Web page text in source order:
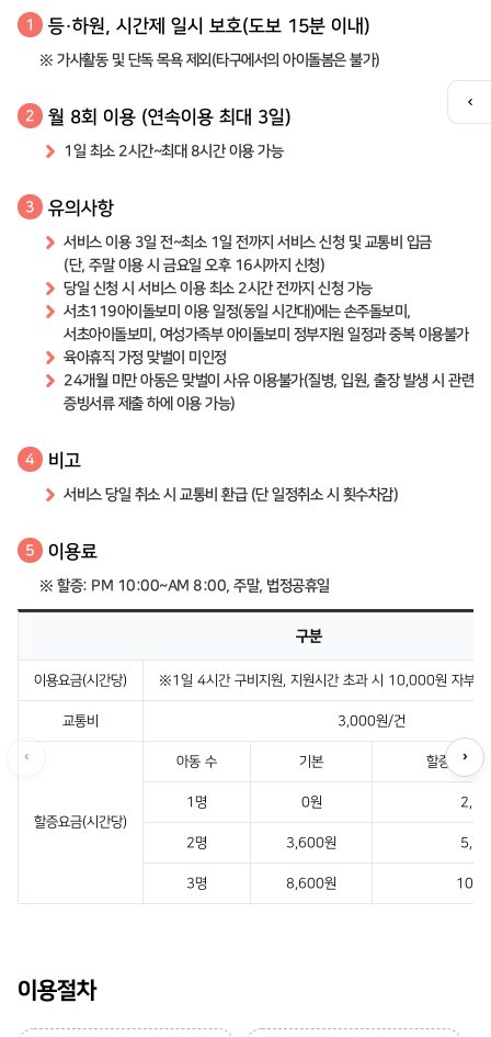
1 등·하원, 시간제 일시 보호(도보 15분 이내)
※ 가사활동 및 단독 목욕 제외(타구에서의 아이돌봄은 불가)
2 월 8회 이용 (연속이용 최대 3일)
1일 최소 2시간~최대 8시간 이용 가능
3 유의사항
서비스 이용 3일 전~최소 1일 전까지 서비스 신청 및 교통비 입금
(단, 주말 이용 시 금요일 오후 16시까지 신청)
당일 신청 시 서비스 이용 최소 2시간 전까지 신청 가능
서초119아이돌보미 이용 일정(동일 시간대)에는 손주돌보미,
서초아이돌보미, 여성가족부 아이돌보미 정부지원 일정과 중복 이용불가
육아휴직 가정 맞벌이 미인정
24개월 미만 아동은 맞벌이 사유 이용불가(질병, 입원, 출장 발생 시 관련
증빙서류 제출 하에 이용 가능)
4 비고
서비스 당일 취소 시 교통비 환급 (단 일정취소 시 횟수차감)
5 이용료
※ 할증: PM 10:00~AM 8:00, 주말, 법정공휴일
‹ ›
구분
이용요금(시간당) ※1일 4시간 구비지원, 지원시간 초과 시 10,000원 자부
교통비 3,000원/건
할증요금(시간당)
아동 수 기본 할증시간·
1명 0원
2명 3,600원
3명 8,600원
이용절차
퀵
메